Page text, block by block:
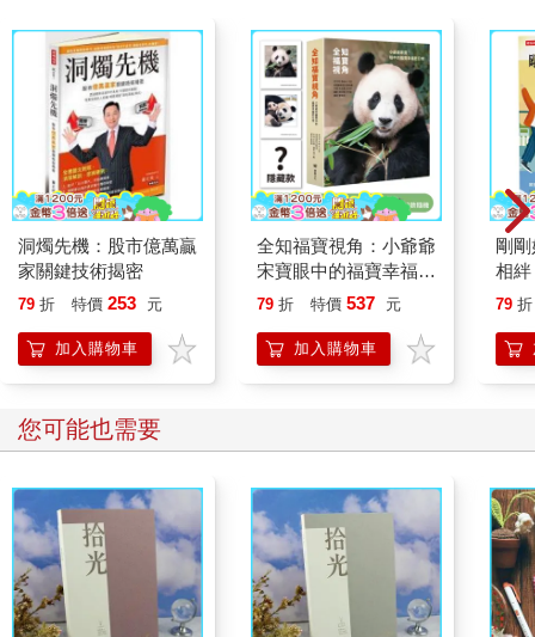
洞燭先機：股市億萬贏
家關鍵技術揭密
79 折 特價 253 元
加入購物車
全知福寶視角：小爺爺
宋寶眼中的福寶幸福肥
日常（首刷限量贈：拍
79 折 特價 537 元
加入購物車
剛
相
要
79 折
您可能也需要